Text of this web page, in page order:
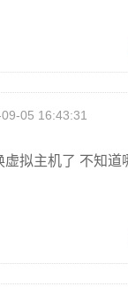
05 16:43:31
虚拟主机了 不知道